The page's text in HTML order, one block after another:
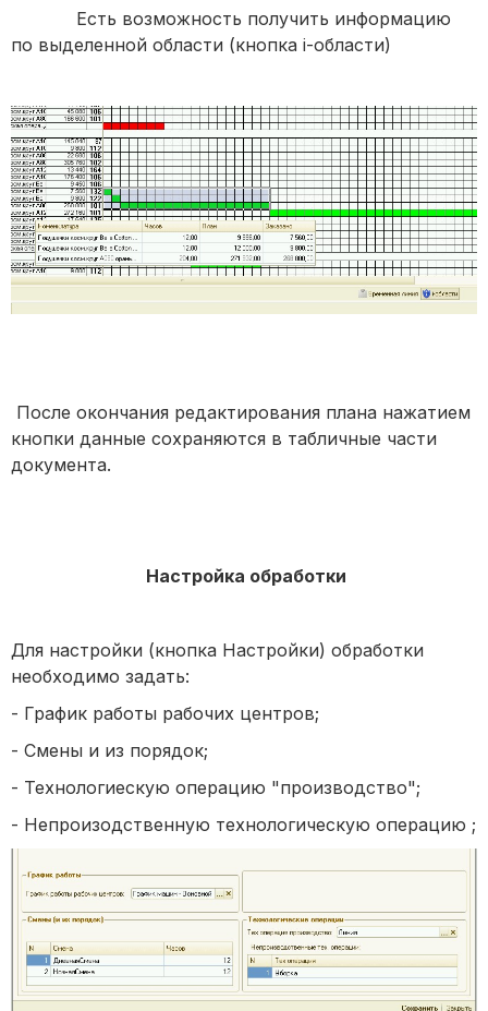
Есть возможность получить информацию
по выделенной области (кнопка i-области)
После окончания редактирования плана нажатием
кнопки данные сохраняются в табличные части
документа.
Настройка обработки
Для настройки (кнопка Настройки) обработки
необходимо задать:
- График работы рабочих центров;
- Смены и из порядок;
- Технологиескую операцию "производство";
- Непроизодственную технологическую операцию ;